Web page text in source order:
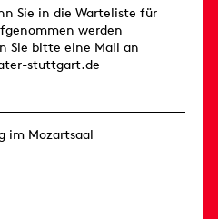
Sie in die Warteliste für
werden
Sie bitte eine Mail an
stuttgart.de
im Mozartsaal